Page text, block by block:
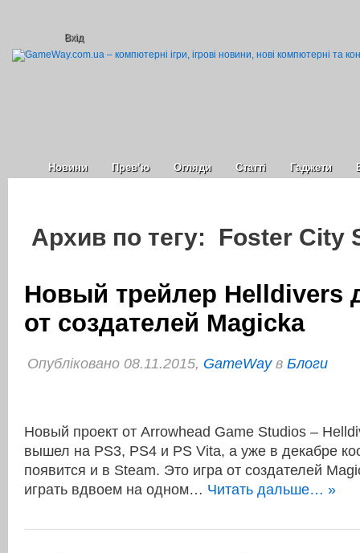
Вхід
Новини Прев’ю Огляди Статті Гаджети
Архив по тегу: Foster City
Новый трейлер Helldivers
от создателей Magicka
Опубліковано 08.11.2015, GameWayв Блоги
Новый проект от Arrowhead Game Studios –
вышел на PS3, PS4 и PS Vita, а уже в декабре
появится и в Steam. Это игра от создателей
играть вдвоем на одном… Читать дальше… »